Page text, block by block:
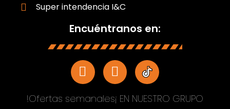
Super intendencia I&C
Encuéntranos en:
!Ofertas semanales¡ EN NUESTRO GRUPO